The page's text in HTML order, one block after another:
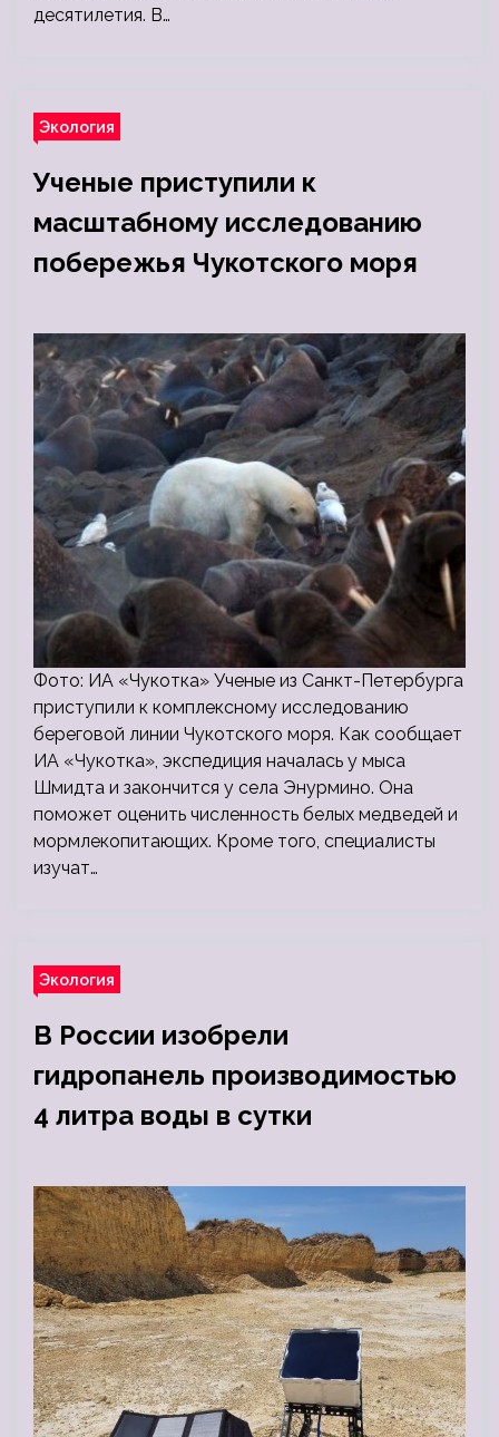
десятилетия. В…
Экология
Ученые приступили к
масштабному исследованию
побережья Чукотского моря
Фото: ИА «Чукотка» Ученые из Санкт-Петербурга
приступили к комплексному исследованию
береговой линии Чукотского моря. Как сообщает
ИА «Чукотка», экспедиция началась у мыса
Шмидта и закончится у села Энурмино. Она
поможет оценить численность белых медведей и
мормлекопитающих. Кроме того, специалисты
изучат…
Экология
В России изобрели
гидропанель производимостью
4 литра воды в сутки